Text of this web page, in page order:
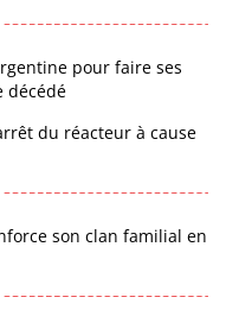
pour faire ses
décédé
du réacteur à cause
son clan familial en